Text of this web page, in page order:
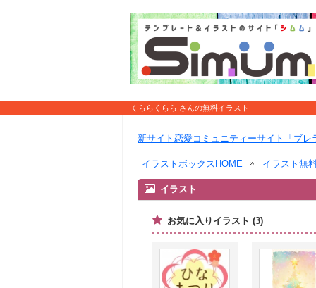
くららくらら さんの無料イラスト
新サイト恋愛コミュニティーサイト「ブレ
イラストボックスHOME イラスト無
イラスト
お気に入りイラスト (3)